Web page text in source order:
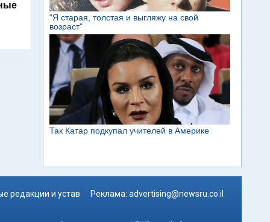
редакции и устав Реклама: advertising@newsru.co.il